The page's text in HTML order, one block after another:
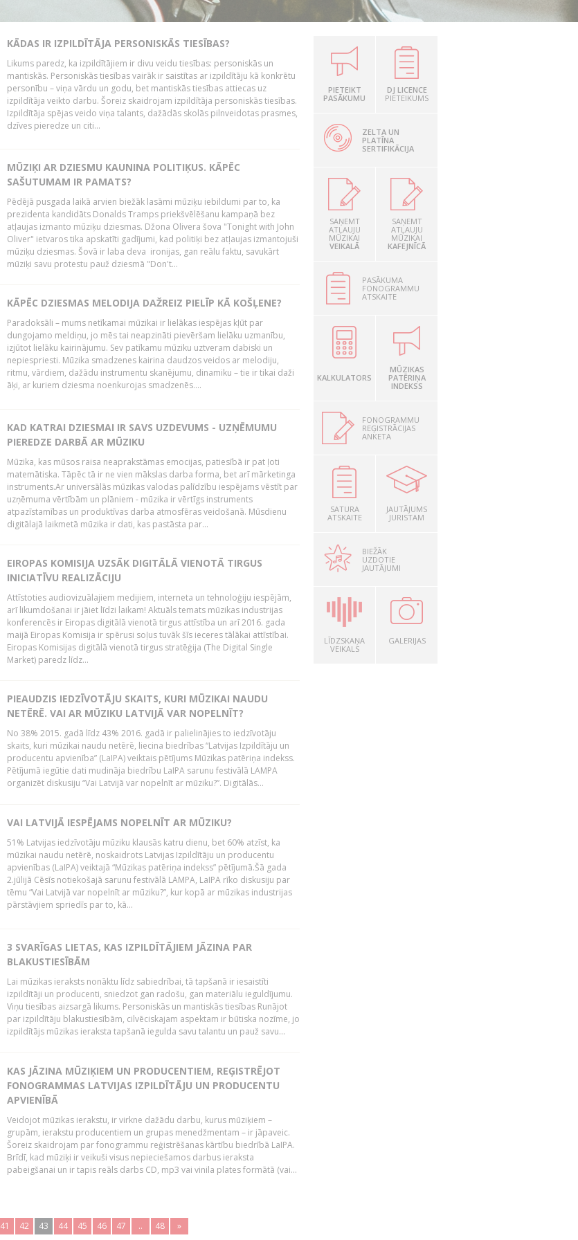
KĀDAS IR IZPILDĪTĀJA PERSONISKĀS TIESĪBAS?
Likums paredz, ka izpildītājiem ir divu veidu tiesības: personiskās un
mantiskās. Personiskās tiesības vairāk ir saistītas ar izpildītāju kā konkrētu
personību – viņa vārdu un godu, bet mantiskās tiesības attiecas uz
izpildītāja veikto darbu. Šoreiz skaidrojam izpildītāja personiskās tiesības.
Izpildītāja spējas veido viņa talants, dažādās skolās pilnveidotas prasmes,
dzīves pieredze un citi...
MŪZIĶI AR DZIESMU KAUNINA POLITIĶUS. KĀPĒC
SAŠUTUMAM IR PAMATS?
Pēdējā pusgada laikā arvien biežāk lasāmi mūziķu iebildumi par to, ka
prezidenta kandidāts Donalds Tramps priekšvēlēšanu kampaņā bez
atļaujas izmanto mūziķu dziesmas. Džona Olivera šova "Tonight with John
Oliver" ietvaros tika apskatīti gadījumi, kad politiķi bez atļaujas izmantojuši
mūziķu dziesmas. Šovā ir laba deva ironijas, gan reālu faktu, savukārt
mūziķi savu protestu pauž dziesmā "Don't...
KĀPĒC DZIESMAS MELODIJA DAŽREIZ PIELĪP KĀ KOŠĻENE?
Paradoksāli – mums netīkamai mūzikai ir lielākas iespējas kļūt par
dungojamo meldiņu, jo mēs tai neapzināti pievēršam lielāku uzmanību,
izjūtot lielāku kairinājumu. Sev patīkamu mūziku uztveram dabiski un
nepiespriesti. Mūzika smadzenes kairina daudzos veidos ar melodiju,
ritmu, vārdiem, dažādu instrumentu skanējumu, dinamiku – tie ir tikai daži
āķi, ar kuriem dziesma noenkurojas smadzenēs....
KAD KATRAI DZIESMAI IR SAVS UZDEVUMS - UZŅĒMUMU
PIEREDZE DARBĀ AR MŪZIKU
Mūzika, kas mūsos raisa neaprakstāmas emocijas, patiesībā ir pat ļoti
matemātiska. Tāpēc tā ir ne vien mākslas darba forma, bet arī mārketinga
instruments.Ar universālās mūzikas valodas palīdzību iespējams vēstīt par
uzņēmuma vērtībām un plāniem - mūzika ir vērtīgs instruments
atpazīstamības un produktīvas darba atmosfēras veidošanā. Mūsdienu
digitālajā laikmetā mūzika ir dati, kas pastāsta par...
EIROPAS KOMISIJA UZSĀK DIGITĀLĀ VIENOTĀ TIRGUS
INICIATĪVU REALIZĀCIJU
Attīstoties audiovizuālajiem medijiem, interneta un tehnoloģiju iespējām,
arī likumdošanai ir jāiet līdzi laikam! Aktuāls temats mūzikas industrijas
konferencēs ir Eiropas digitālā vienotā tirgus attīstība un arī 2016. gada
maijā Eiropas Komisija ir spērusi soļus tuvāk šīs ieceres tālākai attīstībai.
Eiropas Komisijas digitālā vienotā tirgus stratēģija (The Digital Single
Market) paredz līdz...
PIEAUDZIS IEDZĪVOTĀJU SKAITS, KURI MŪZIKAI NAUDU
NETĒRĒ. VAI AR MŪZIKU LATVIJĀ VAR NOPELNĪT?
No 38% 2015. gadā līdz 43% 2016. gadā ir palielinājies to iedzīvotāju
skaits, kuri mūzikai naudu netērē, liecina biedrības “Latvijas Izpildītāju un
producentu apvienība” (LaIPA) veiktais pētījums Mūzikas patēriņa indekss.
Pētījumā iegūtie dati mudināja biedrību LaIPA sarunu festivālā LAMPA
organizēt diskusiju “Vai Latvijā var nopelnīt ar mūziku?”. Digitālās...
VAI LATVIJĀ IESPĒJAMS NOPELNĪT AR MŪZIKU?
51% Latvijas iedzīvotāju mūziku klausās katru dienu, bet 60% atzīst, ka
mūzikai naudu netērē, noskaidrots Latvijas Izpildītāju un producentu
apvienības (LaIPA) veiktajā “Mūzikas patēriņa indekss” pētījumā.Šā gada
2.jūlijā Cēsīs notiekošajā sarunu festivālā LAMPA, LaIPA rīko diskusiju par
tēmu “Vai Latvijā var nopelnīt ar mūziku?”, kur kopā ar mūzikas industrijas
pārstāvjiem spriedīs par to, kā...
3 SVARĪGAS LIETAS, KAS IZPILDĪTĀJIEM JĀZINA PAR
BLAKUSTIESĪBĀM
Lai mūzikas ieraksts nonāktu līdz sabiedrībai, tā tapšanā ir iesaistīti
izpildītāji un producenti, sniedzot gan radošu, gan materiālu ieguldījumu.
Viņu tiesības aizsargā likums. Personiskās un mantiskās tiesības Runājot
par izpildītāju blakustiesībām, cilvēciskajam aspektam ir būtiska nozīme, jo
izpildītājs mūzikas ieraksta tapšanā iegulda savu talantu un pauž savu...
KAS JĀZINA MŪZIĶIEM UN PRODUCENTIEM, REĢISTRĒJOT
FONOGRAMMAS LATVIJAS IZPILDĪTĀJU UN PRODUCENTU
APVIENĪBĀ
Veidojot mūzikas ierakstu, ir virkne dažādu darbu, kurus mūziķiem –
grupām, ierakstu producentiem un grupas menedžmentam – ir jāpaveic.
Šoreiz skaidrojam par fonogrammu reģistrēšanas kārtību biedrībā LaIPA.
Brīdī, kad mūziķi ir veikuši visus nepieciešamos darbus ieraksta
pabeigšanai un ir tapis reāls darbs CD, mp3 vai vinila plates formātā (vai...
41 42 43 44 45 46 47 .. 48 »
PIETEIKT
PASĀKUMU
DJ LICENCE
PIETEIKUMS
ZELTA UN
PLATĪNA
SERTIFIKĀCIJA
SAŅEMT
ATĻAUJU
MŪZIKAI
VEIKALĀ
SAŅEMT
ATĻAUJU
MŪZIKAI
KAFEJNĪCĀ
PASĀKUMA
FONOGRAMMU
ATSKAITE
KALKULATORS
MŪZIKAS
PATĒRIŅA
INDEKSS
FONOGRAMMU
REĢISTRĀCIJAS
ANKETA
SATURA
ATSKAITE
JAUTĀJUMS
JURISTAM
BIEŽĀK
UZDOTIE
JAUTĀJUMI
LĪDZSKAŅA
VEIKALS
GALERIJAS